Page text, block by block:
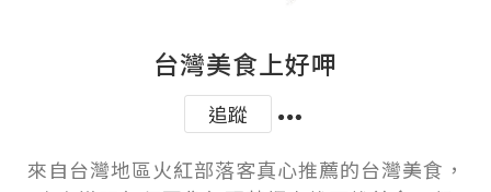
台灣美食上好呷
追蹤
來自台灣地區火紅部落客真心推薦的台灣美食，